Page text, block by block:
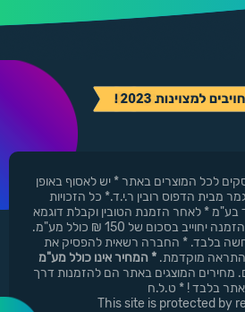
- עד 7 ימי עסקים לכל המוצרים באתר * יש לאסוף באופן
מבית הדפוס רובין ר.י.ד.* כל הזכויות
בע"מ * לאחר הזמנת הטובין וקבלת דוגמא
גרפית ( סקיצה ). ביטול ההזמנה יחוייב בסכום של 150 ₪ כולל מע"מ.
בלבד. * החברה רשאית להפסיק את
התראה מוקדמת. * המחיר אינו כולל מע"מ
מחירים המוצגים באתר הם להזמנות דרך
בלבד ! * ט.ל.ח
This site is protected by